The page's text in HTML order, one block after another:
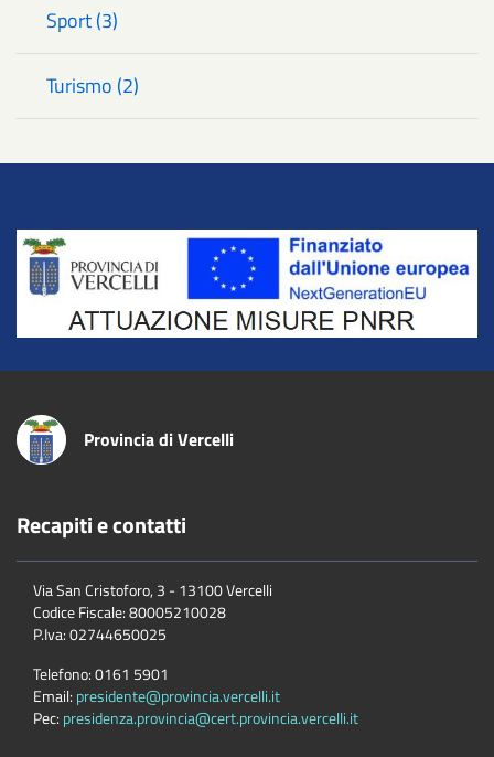
Sport (3)
Turismo (2)
Title
Provincia di Vercelli
Recapiti e contatti
Via San Cristoforo, 3 - 13100 Vercelli
Codice Fiscale:80005210028
P.Iva:02744650025
Telefono:0161 5901
Email: presidente@provincia.vercelli.it
Pec: presidenza.provincia@cert.provincia.vercelli.it